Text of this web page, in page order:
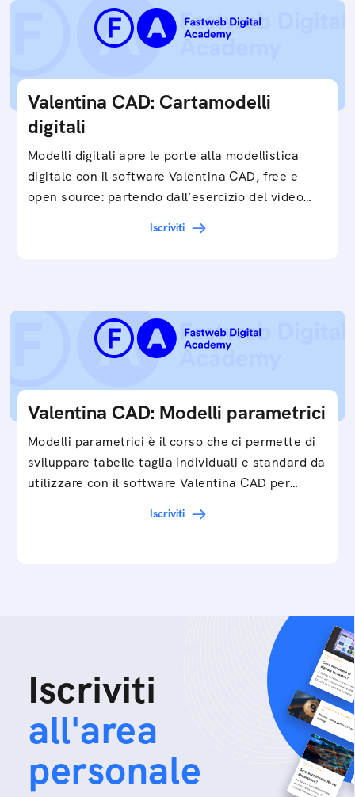
Valentina CAD: Cartamodelli
digitali
Modelli digitali apre le porte alla modellistica
digitale con il software Valentina CAD, free e
open source: partendo dall’esercizio del video…
Iscriviti
Valentina CAD: Modelli parametrici
Modelli parametrici è il corso che ci permette di
sviluppare tabelle taglia individuali e standard da
utilizzare con il software Valentina CAD per…
Iscriviti
Iscriviti
all'area
personale